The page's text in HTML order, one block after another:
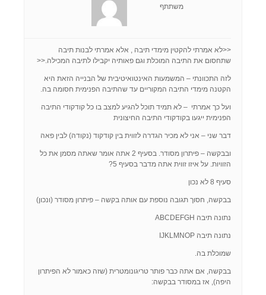
משתתף
<<לא אמרתי להקטין מימדי תיבה , אלא אמרתי לבנות תיבה
שתחסום את התיבה המוכלת וגם פאותיה יקבילו לתיבה המכילה.<<
לזה התכוונתי – המשמעות האינטואיטיבית של הבנייה הזאת היא
הקטנה מימדי התיבה המקוריים עד שהתיבה הפנימית חסומה בה.
ועל כך אמרתי – לא תמיד תוכל להגיע למצב בו כל קודקודי התיבה
הפנימית ייגעו בקודקודי התיבה החיצונית
דבר שני – אני לא מכיר הגדרה לזווית בין קודקוד (נקודה) לבין פאה
ובבקשה – פיתרון מסודר. בסעיף 2 אתה אומר שאתה מסמן את כל
הזוויות. על איזו זווית אתה מדבר בסעיף 5?
סעיף 8 לא נכון
בבקשה, חסוך תגובה נוספת עם אותה בקשה – פיתרון מסודר (ונכון)
נתונה תיבה ABCDEFGH
נתונה תיבה IJKLMNOP
שמוכלת בה.
בבקשה, אם אתה כבר פותר טריגונומטרית (שזה כאמור לא הפיתרון
היפה), אז במסודר בבקשה: